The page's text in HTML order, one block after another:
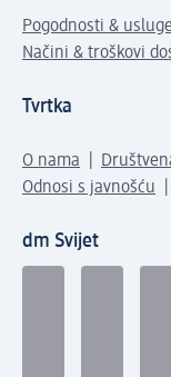
Pogodnosti & usluge
Načini & troškovi
Tvrtka
O nama
Odnosi s javnošću
dm Svijet